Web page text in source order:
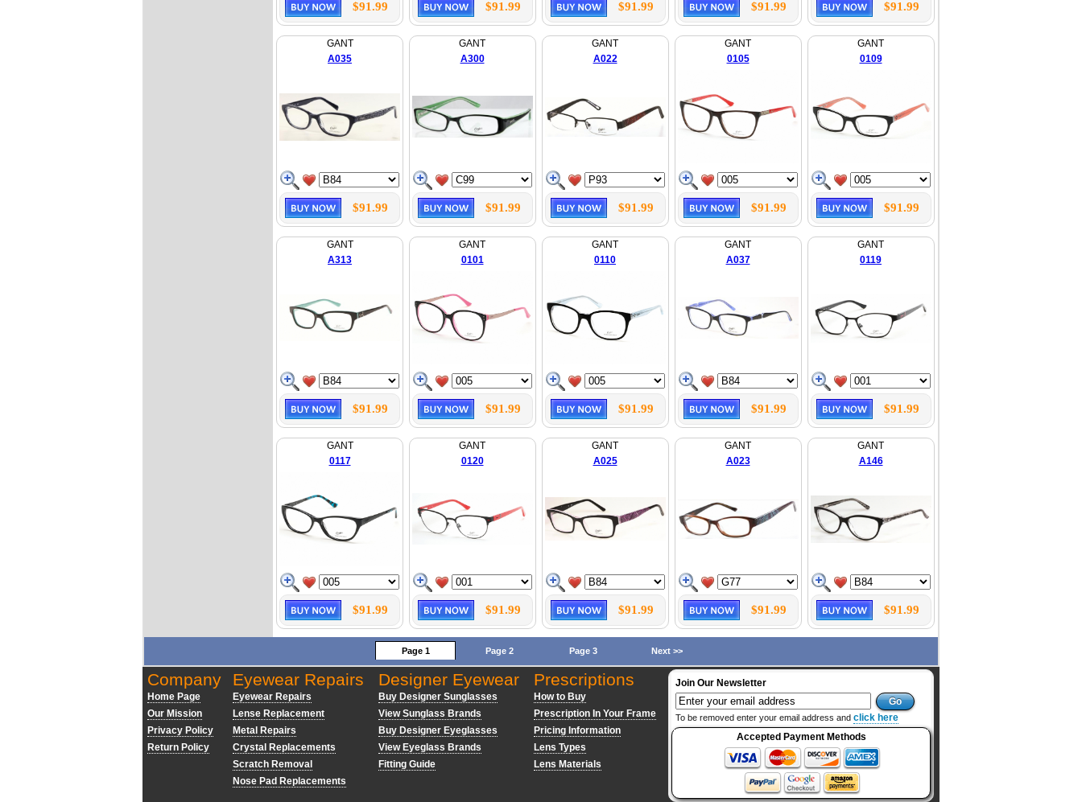
$91.99 $91.99 $91.99 $91.99 $91.99
GANT
A035
$91.99
GANT
A300
$91.99
GANT
A022
$91.99
GANT
0105
$91.99
GANT
0109
$91.99
GANT
A313
$91.99
GANT
0101
$91.99
GANT
0110
$91.99
GANT
A037
$91.99
GANT
0119
$91.99
GANT
0117
$91.99
GANT
0120
$91.99
GANT
A025
$91.99
GANT
A023
$91.99
GANT
A146
$91.99
Page 1 Page 2 Page 3 Next >>
Company
Home Page
Our Mission
Privacy Policy
Return Policy
Eyewear Repairs
Eyewear Repairs
Lense Replacement
Metal Repairs
Crystal Replacements
Scratch Removal
Nose Pad Replacements
Designer Eyewear
Buy Designer Sunglasses
View Sunglass Brands
Buy Designer Eyeglasses
View Eyeglass Brands
Fitting Guide
Prescriptions
How to Buy
Prescription In Your Frame
Pricing Information
Lens Types
Lens Materials
Join Our Newsletter
To be removed enter your email address and click here
Accepted Payment Methods